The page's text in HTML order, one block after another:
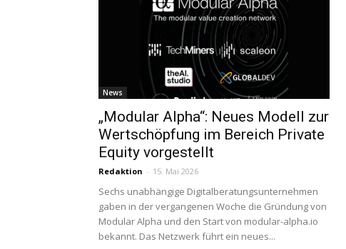
News
„Modular Alpha“: Neues Modell zur
Wertschöpfung im Bereich Private
Equity vorgestellt
Redaktion - 15. Mai 2026
Sechs unabhängige Digitalberatungsunternehmen
gaben in der vergangenen Woche die Gründung von
Modular Alpha und den Start von modular-alpha.io
bekannt. Das Netzwerk führt ein neues...